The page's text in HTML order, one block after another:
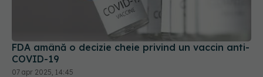
FDA amână o decizie cheie privind un vaccin anti-
COVID-19
07 apr 2025, 14:45